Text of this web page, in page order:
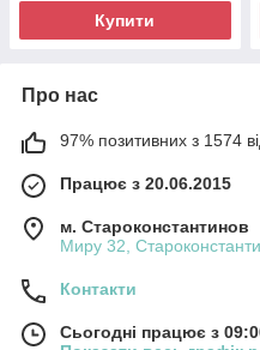
Купити
Про нас
97% позитивних з 1574
Працює з 20.06.2015
м. Староконстантинов
Миру 32,
Контакти
Сьогодні працює з